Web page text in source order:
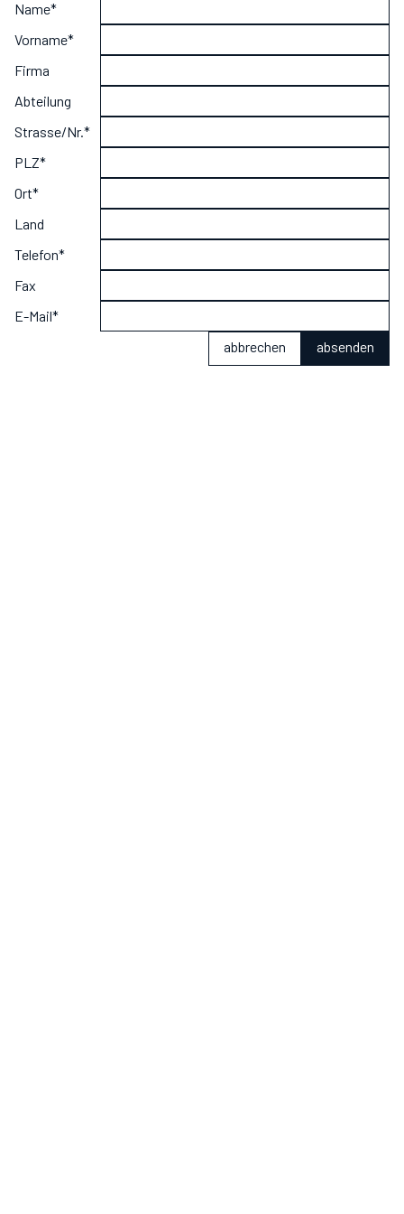
Rohrpfosten
Palisadenzäune
Holzzaunpfosten
Türen
IHRE KONTAKTDATEN
Name*
Vorname*
Firma
Abteilung
Strasse/Nr.*
Name*
Vorname*
Firma
Abteilung
Strasse/Nr.*
PLZ*
Ort*
Land
Telefon*
Fax
E-Mail*
abbrechen
absenden